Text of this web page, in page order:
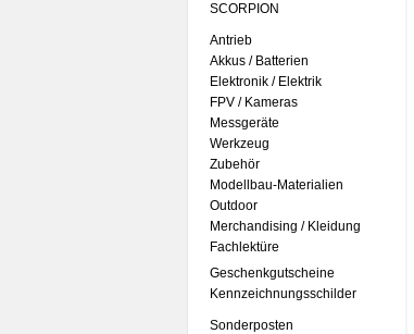
SCORPION
Antrieb
Akkus / Batterien
Elektronik / Elektrik
FPV / Kameras
Messgeräte
Werkzeug
Zubehör
Modellbau-Materialien
Outdoor
Merchandising / Kleidung
Fachlektüre
Geschenkgutscheine
Kennzeichnungsschilder
Sonderposten